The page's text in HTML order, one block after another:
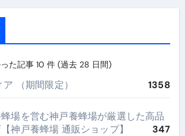
た記事 10 件 (過去 28 日間)
（期間限定） 1358
場を営む神戸養蜂場が厳選した高品
神戸養蜂場 通販ショップ】
347